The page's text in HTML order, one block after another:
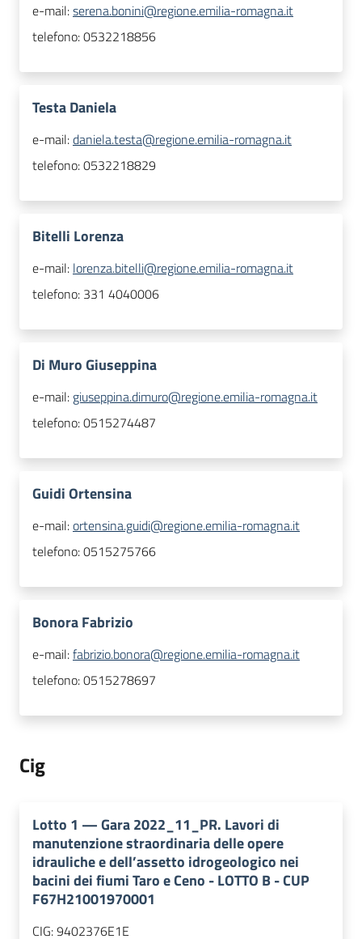
e-mail:serena.bonini@regione.emilia-romagna.it
telefono:0532218856
Testa Daniela
e-mail:daniela.testa@regione.emilia-romagna.it
telefono:0532218829
Bitelli Lorenza
e-mail: lorenza.bitelli@regione.emilia-romagna.it
telefono: 331 4040006
Di Muro Giuseppina
e-mail: giuseppina.dimuro@regione.emilia-romagna.it
telefono:0515274487
Guidi Ortensina
e-mail:ortensina.guidi@regione.emilia-romagna.it
telefono:0515275766
Bonora Fabrizio
e-mail:fabrizio.bonora@regione.emilia-romagna.it
telefono:0515278697
Cig
Lotto 1 —Gara 2022_11_PR. Lavori di
manutenzione straordinaria delle opere
idrauliche e dell’assetto idrogeologico nei
bacini dei fiumi Taro e Ceno - LOTTO B - CUP
F67H21001970001
CIG:9402376E1E